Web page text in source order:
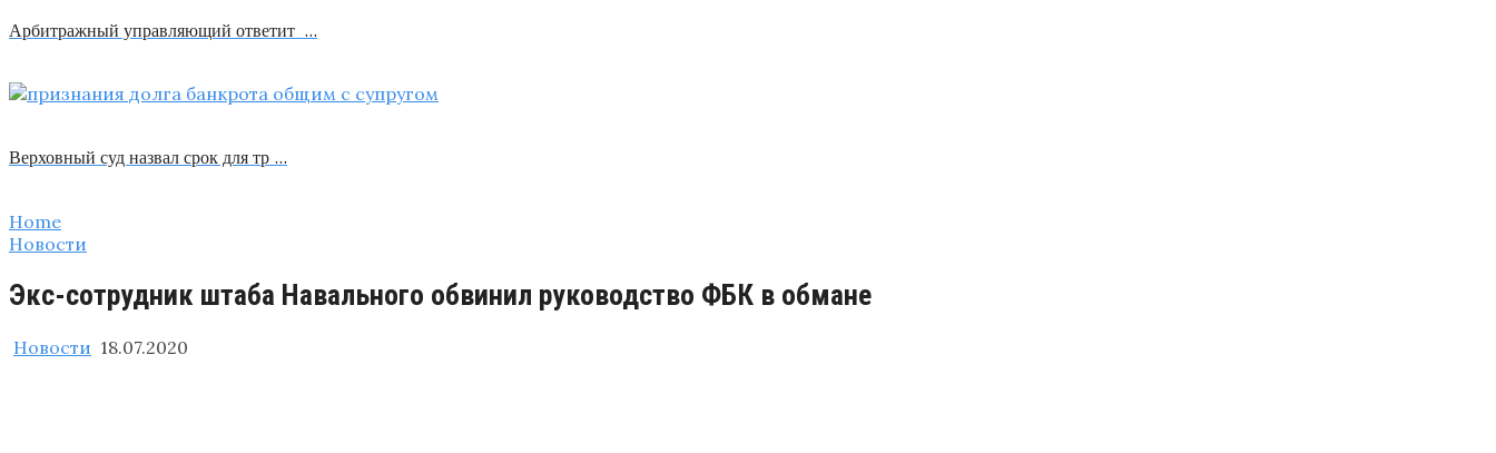
Арбитражный управляющий ответит …
Верховный суд назвал срок для тр …
Home
Новости
Экс-сотрудник штаба Навального обвинил руководство ФБК в обмане
Новости 18.07.2020